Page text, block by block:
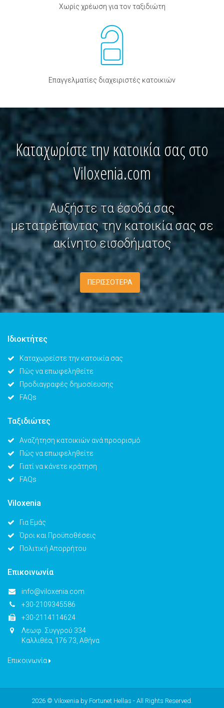
Χωρίς χρέωση για τον ταξιδιώτη
Επαγγελματίες διαχειριστές κατοικιών
Καταχωρίστε την κατοικία σας στο
Viloxenia.com
Αυξήστε τα έσοδά σας
μετατρέποντας την κατοικία σας σε
ακίνητο εισοδήματος
ΠΕΡΙΣΣΟΤΕΡΑ
Ιδιοκτήτες
Καταχωρείστε την κατοικία σας
Πώς να επωφεληθείτε
Προδιαγραφές δημοσίευσης
FAQs
Ταξιδιώτες
Αναζήτηση κατοικιών ανά προορισμό
Πώς να επωφεληθείτε
Γιατί να κάνετε κράτηση
FAQs
Viloxenia
Για Εμάς
Όροι και Προϋποθέσεις
Πολιτική Απορρήτου
Επικοινωνία
info@viloxenia.com
+30-2109345586
+30-2114114624
Λεωφ. Συγγρού 334
Καλλιθέα, 176 73, Αθήνα
Επικοινωνία
2026 © Viloxenia by Fortunet Hellas - All Rights Reserved.